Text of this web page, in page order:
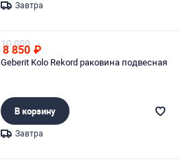
Завтра
10 000
8 850 ₽
Geberit Kolo Rekord раковина подвесная
В корзину
Завтра